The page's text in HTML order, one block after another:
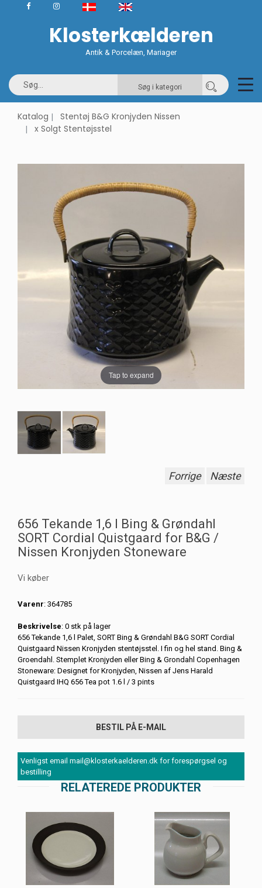
Klosterkælderen
Antik & Porcelæn, Mariager
Søg i kategori
Katalog
Stentøj B&G Kronjyden Nissen
x Solgt Stentøjsstel
Tap to expand
Forrige Næste
656 Tekande 1,6 l Bing & Grøndahl
SORT Cordial Quistgaard for B&G /
Nissen Kronjyden Stoneware
Vi køber
Varenr: 364785
Beskrivelse: 0 stk på lager
656 Tekande 1,6 l Palet, SORT Bing & Grøndahl B&G SORT Cordial
Quistgaard Nissen Kronjyden stentøjsstel. I fin og hel stand. Bing &
Groendahl. Stemplet Kronjyden eller Bing & Grondahl Copenhagen
Stoneware: Designet for Kronjyden, Nissen af Jens Harald
Quistgaard IHQ 656 Tea pot 1.6 l / 3 pints
BESTIL PÅ E-MAIL
Venligst email mail@klosterkaelderen.dk for forespørgsel og
bestilling
RELATEREDE PRODUKTER